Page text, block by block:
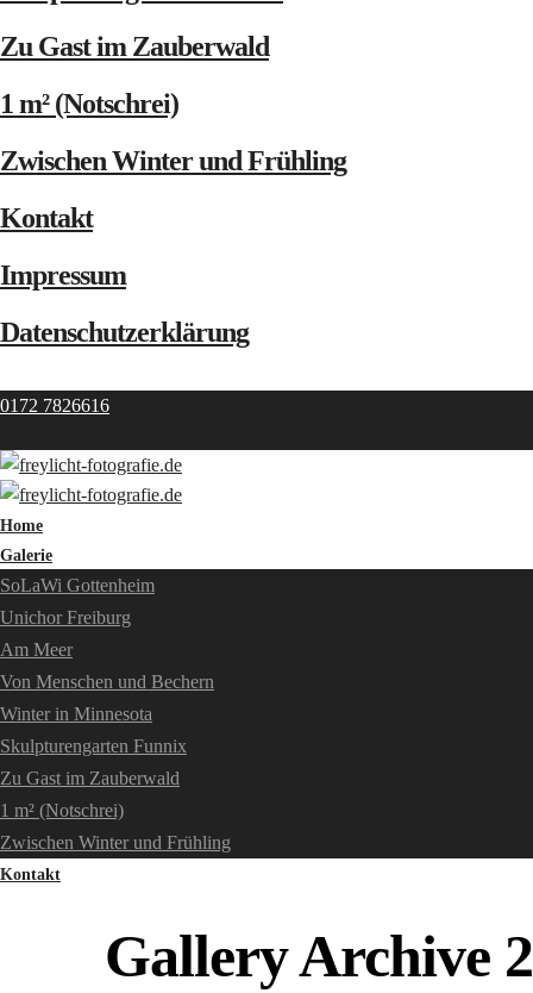
Zu Gast im Zauberwald
1 m² (Notschrei)
Zwischen Winter und Frühling
Kontakt
Impressum
Datenschutzerklärung
0172 7826616
Home
Galerie
SoLaWi Gottenheim
Unichor Freiburg
Am Meer
Von Menschen und Bechern
Winter in Minnesota
Skulpturengarten Funnix
Zu Gast im Zauberwald
1 m² (Notschrei)
Zwischen Winter und Frühling
Kontakt
Gallery Archive 2